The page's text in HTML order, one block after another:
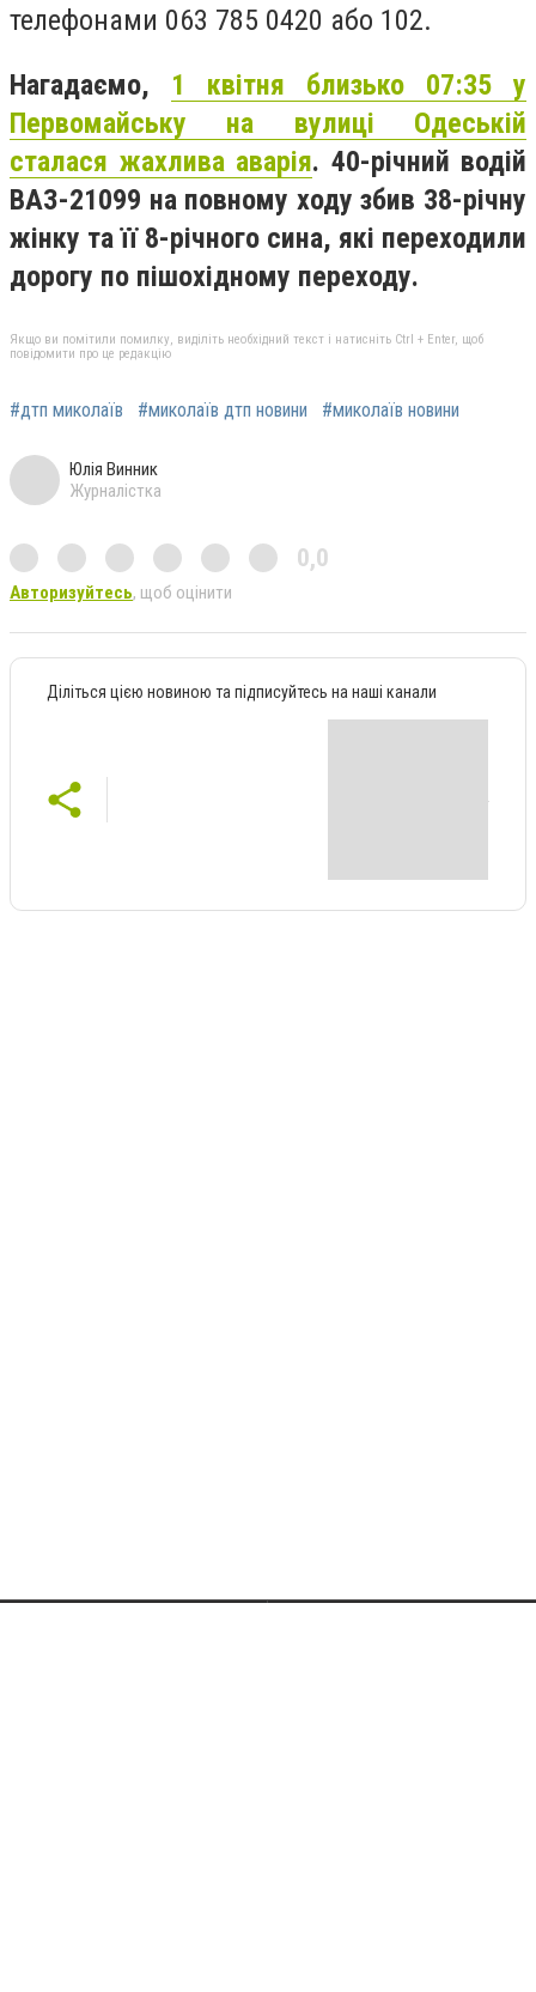
телефонами 063 785 0420 або 102.
Нагадаємо, 1 квітня близько 07:35 у
Первомайську на вулиці Одеській
сталася жахлива аварія. 40-річний водій
ВАЗ-21099 на повному ходу збив 38-річну
жінку та її 8-річного сина, які переходили
дорогу по пішохідному переходу.
Якщо ви помітили помилку, виділіть необхідний текст і натисніть Ctrl + Enter, щоб
повідомити про це редакцію
#дтп миколаїв #миколаїв дтп новини #миколаїв новини
Юлія Винник
Журналістка
0,0
Авторизуйтесь, щоб оцінити
Діліться цією новиною та підписуйтесь на наші канали